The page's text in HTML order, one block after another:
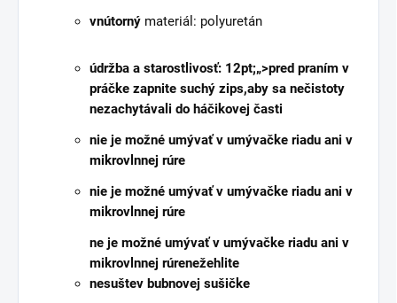
vnútorný materiál: polyuretán
údržba a starostlivosť: 12pt;„>pred praním v
práčke zapnite suchý zips,aby sa nečistoty
nezachytávali do háčikovej časti
nie je možné umývať v umývačke riadu ani v
mikrovlnnej rúre
nie je možné umývať v umývačke riadu ani v
mikrovlnnej rúre
ne je možné umývať v umývačke riadu ani v
mikrovlnnej rúrenežehlite
nesuštev bubnovej sušičke